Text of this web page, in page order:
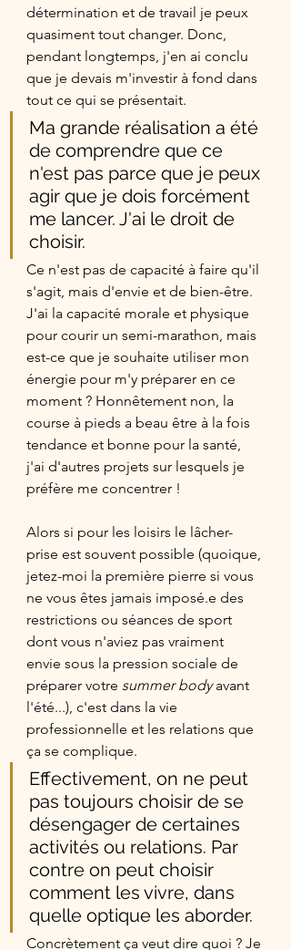
détermination et de travail je peux
quasiment tout changer. Donc,
pendant longtemps, j'en ai conclu
que je devais m'investir à fond dans
tout ce qui se présentait.
Ma grande réalisation a été
de comprendre que ce
n'est pas parce que je peux
agir que je dois forcément
me lancer. J'ai le droit de
choisir.
Ce n'est pas de capacité à faire qu'il
s'agit, mais d'envie et de bien-être.
J'ai la capacité morale et physique
pour courir un semi-marathon, mais
est-ce que je souhaite utiliser mon
énergie pour m'y préparer en ce
moment ? Honnêtement non, la
course à pieds a beau être à la fois
tendance et bonne pour la santé,
j'ai d'autres projets sur lesquels je
préfère me concentrer !
Alors si pour les loisirs le lâcher-
prise est souvent possible (quoique,
jetez-moi la première pierre si vous
ne vous êtes jamais imposé.e des
restrictions ou séances de sport
dont vous n'aviez pas vraiment
envie sous la pression sociale de
préparer votre summer body avant
l'été...), c'est dans la vie
professionnelle et les relations que
ça se complique.
Effectivement, on ne peut
pas toujours choisir de se
désengager de certaines
activités ou relations. Par
contre on peut choisir
comment les vivre, dans
quelle optique les aborder.
Concrètement ça veut dire quoi ? Je